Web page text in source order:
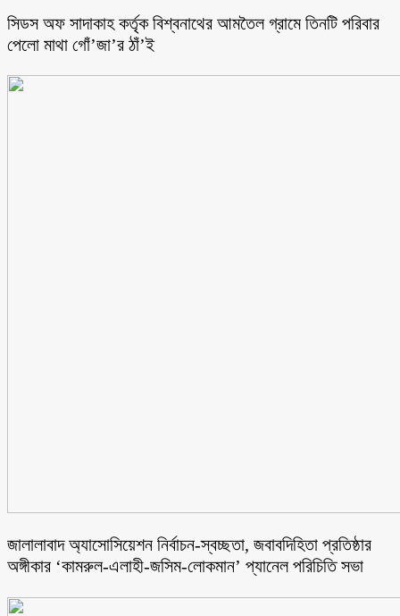
সিডস অফ সাদাকাহ কর্তৃক বিশ্বনাথের আমতৈল গ্রামে তিনটি পরিবার
পেলো মাথা গোঁ’জা’র ঠাঁ’ই
জালালাবাদ অ্যাসোসিয়েশন নির্বাচন-স্বচ্ছতা, জবাবদিহিতা প্রতিষ্ঠার
অঙ্গীকার ‘কামরুল-এলাহী-জসিম-লোকমান’ প্যানেল পরিচিতি সভা